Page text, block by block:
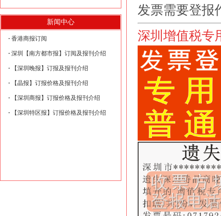
新闻中心
香港商报订阅
深圳【南方都市报】订阅及报刊介绍
【深圳晚报】订报及报刊介绍
【晶报】订报价格及报刊介绍
【深圳商报】订报价格及报刊介绍
【深圳特区报】订报价格及报刊介绍
发票需要登报
深圳增值税专